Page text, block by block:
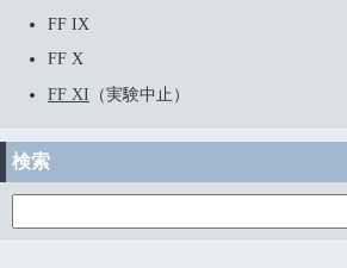
FF IX
FF X
FF XI （実験中止）
検索